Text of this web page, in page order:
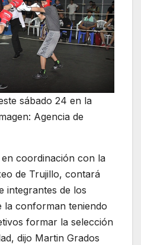
sábado 24 en la
Agencia de
coordinación con la
de Trujillo, contará
integrantes de los
la conforman teniendo
formar la selección
dijo Martin Grados